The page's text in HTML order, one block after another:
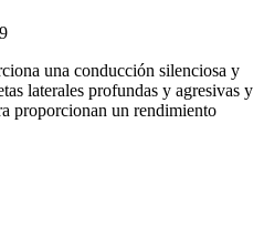
una conducción silenciosa y
laterales profundas y agresivas y
proporcionan un rendimiento